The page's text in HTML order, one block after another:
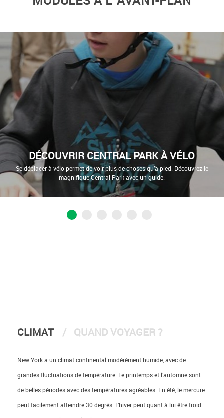
DÉCOUVRIR CENTRAL PARK À VÉLO
Se déplacer à vélo permet de voir plus de choses qu’à pied. Découvrez le
magnifique Central Park avec un guide.
CLIMAT QUAND VOYAGER ?
New York a un climat continental modérément humide, avec de
grandes fluctuations de température. Le printemps et l’automne sont
de belles périodes avec des températures agréables. En été, le mercure
peut facilement atteindre 30 degrés. L’hiver peut quant à lui être froid